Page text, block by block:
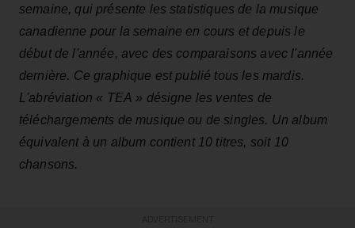
semaine, qui présente les statistiques de la musique
canadienne pour la semaine en cours et depuis le
début de l'année, avec des comparaisons avec l'année
dernière. Ce graphique est publié tous les mardis.
L'abréviation « TEA » désigne les ventes de
téléchargements de musique ou de singles. Un album
équivalent à un album contient 10 titres, soit 10
chansons.